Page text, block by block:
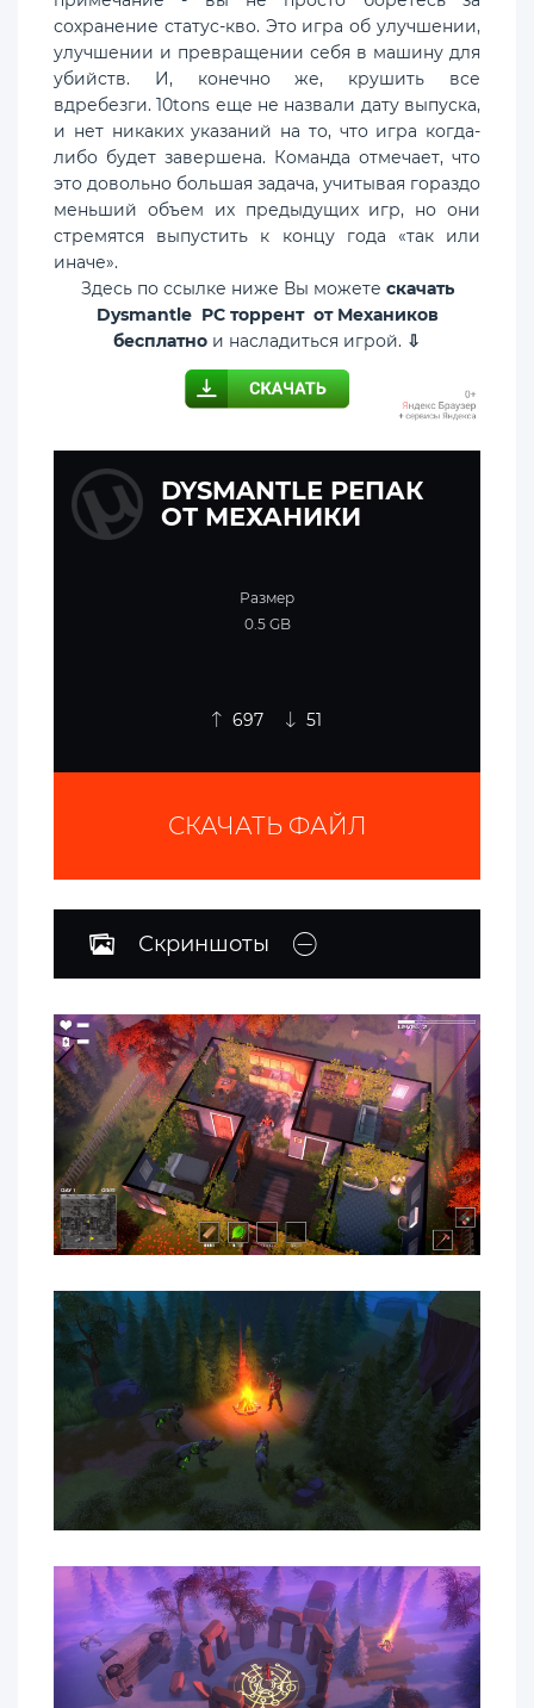
сохранение статус-кво. Это игра об улучшении,
улучшении и превращении себя в машину для
убийств. И, конечно же, крушить все
вдребезги. 10tons еще не назвали дату выпуска,
и нет никаких указаний на то, что игра когда-
либо будет завершена. Команда отмечает, что
это довольно большая задача, учитывая гораздо
меньший объем их предыдущих игр, но они
стремятся выпустить к концу года «так или
иначе».
Здесь по ссылке ниже Вы можете скачать
Dysmantle PC торрент от Механиков
бесплатно и насладиться игрой. ⇩
DYSMANTLE РЕПАК
ОТ МЕХАНИКИ
Размер
0.5 GB
697 51
СКАЧАТЬ ФАЙЛ
Скриншоты